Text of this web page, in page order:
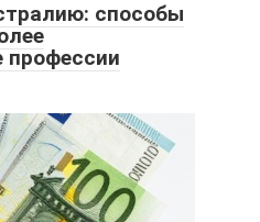
способы
профессии